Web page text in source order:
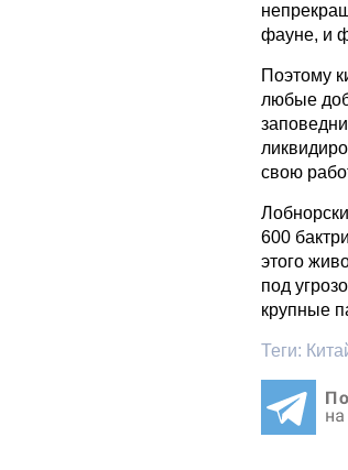
фауне, и
Поэтому
любые
свою
600
этого
под
крупные
Теги: